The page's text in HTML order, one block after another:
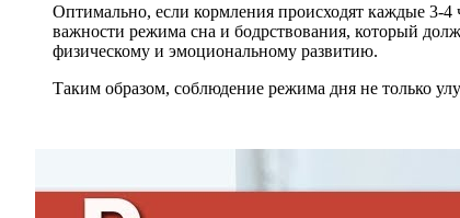
Оптимально, если кормления происходят каждые 3-4
важности режима сна и бодрствования, который
физическому и эмоциональному развитию.
Таким образом, соблюдение режима дня не только